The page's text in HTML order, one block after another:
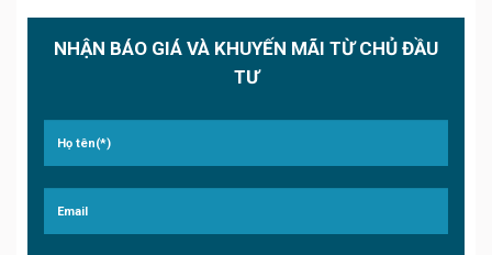
NHẬN BÁO GIÁ VÀ KHUYẾN MÃI TỪ CHỦ ĐẦU
TƯ